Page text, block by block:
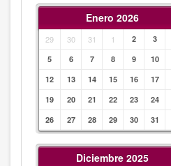
Enero 2026
29 30 31 1 2 3
5
6 7 8 9 10
12
13 14 15 16 17
19
20 21 22 23 24
26
27 28 29 30 31
Diciembre 2025